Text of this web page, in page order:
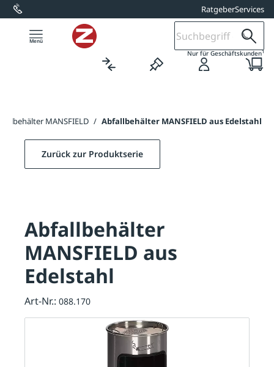
springen RatgeberServices
Nur für Geschäftskunden1
MANSFIELD / Abfallbehälter MANSFIELD aus Edelstahl
Zurück zur Produktserie
Abfallbehälter
MANSFIELD aus
Edelstahl
Art-Nr.: 088.170